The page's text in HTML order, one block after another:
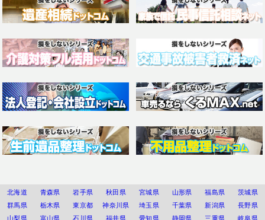
北海道 青森県 岩手県 秋田県 宮城県 山形県 福島県
茨城県
群馬県
栃木県 東京都 神奈川県 埼玉県 千葉県 新潟県
長野県
山梨県
富山県 石川県 福井県 愛知県 静岡県 三重県 岐阜県